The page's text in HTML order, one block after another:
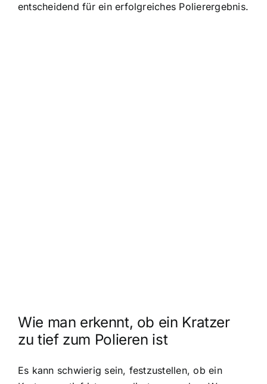
entscheidend für ein erfolgreiches Polierergebnis.
Wie man erkennt, ob ein Kratzer
zu tief zum Polieren ist
Es kann schwierig sein, festzustellen, ob ein